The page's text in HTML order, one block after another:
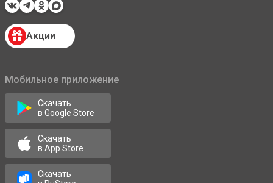
Акции
Мобильное приложение
Скачать
в Google Store
Скачать
в App Store
Скачать